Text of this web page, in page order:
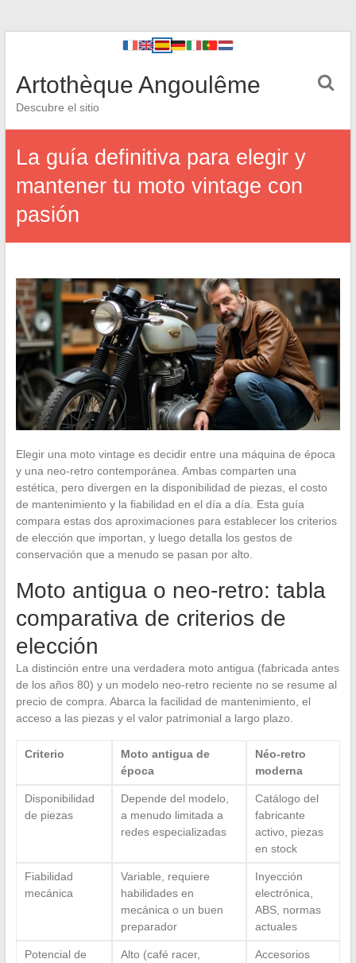
Artothèque Angoulême
Descubre el sitio
La guía definitiva para elegir y
mantener tu moto vintage con
pasión
Elegir una moto vintage es decidir entre una máquina de época
y una neo-retro contemporánea. Ambas comparten una
estética, pero divergen en la disponibilidad de piezas, el costo
de mantenimiento y la fiabilidad en el día a día. Esta guía
compara estas dos aproximaciones para establecer los criterios
de elección que importan, y luego detalla los gestos de
conservación que a menudo se pasan por alto.
Moto antigua o neo-retro: tabla
comparativa de criterios de
elección
La distinción entre una verdadera moto antigua (fabricada antes
de los años 80) y un modelo neo-retro reciente no se resume al
precio de compra. Abarca la facilidad de mantenimiento, el
acceso a las piezas y el valor patrimonial a largo plazo.
Criterio
Moto antigua de
época
Néo-retro
moderna
Disponibilidad
de piezas
Depende del modelo,
a menudo limitada a
redes especializadas
Catálogo del
fabricante
activo, piezas
en stock
Fiabilidad
mecánica
Variable, requiere
habilidades en
mecánica o un buen
preparador
Inyección
electrónica,
ABS, normas
actuales
Potencial de
Alto (café racer,
Accesorios